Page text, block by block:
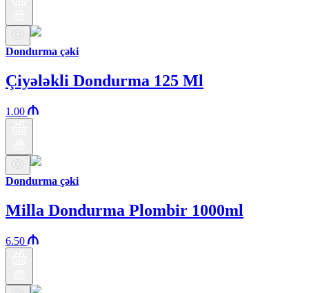
Dondurma çəki
Çiyələkli Dondurma 125 Ml
1.00
Dondurma çəki
Milla Dondurma Plombir 1000ml
6.50